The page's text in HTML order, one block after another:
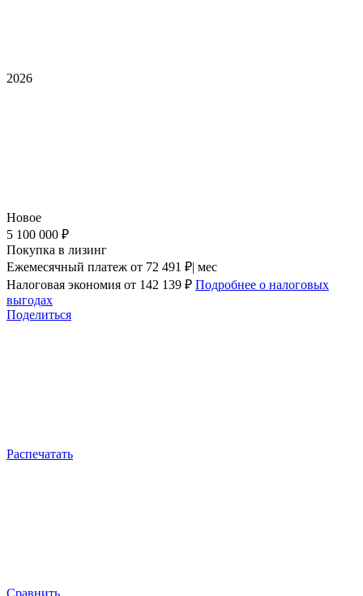
2026
Новое
5 100 000 ₽
Покупка в лизинг
Ежемесячный платеж от 72 491 ₽| мес
Налоговая экономия от 142 139 ₽ Подробнее о налоговых
выгодах
Поделиться
Распечатать
Сравнить